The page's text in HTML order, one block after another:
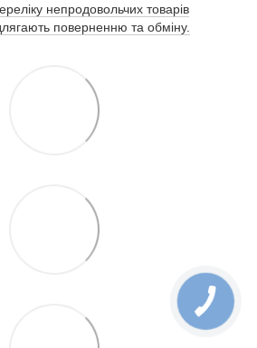
непродовольчих товарів
поверненню та обміну.